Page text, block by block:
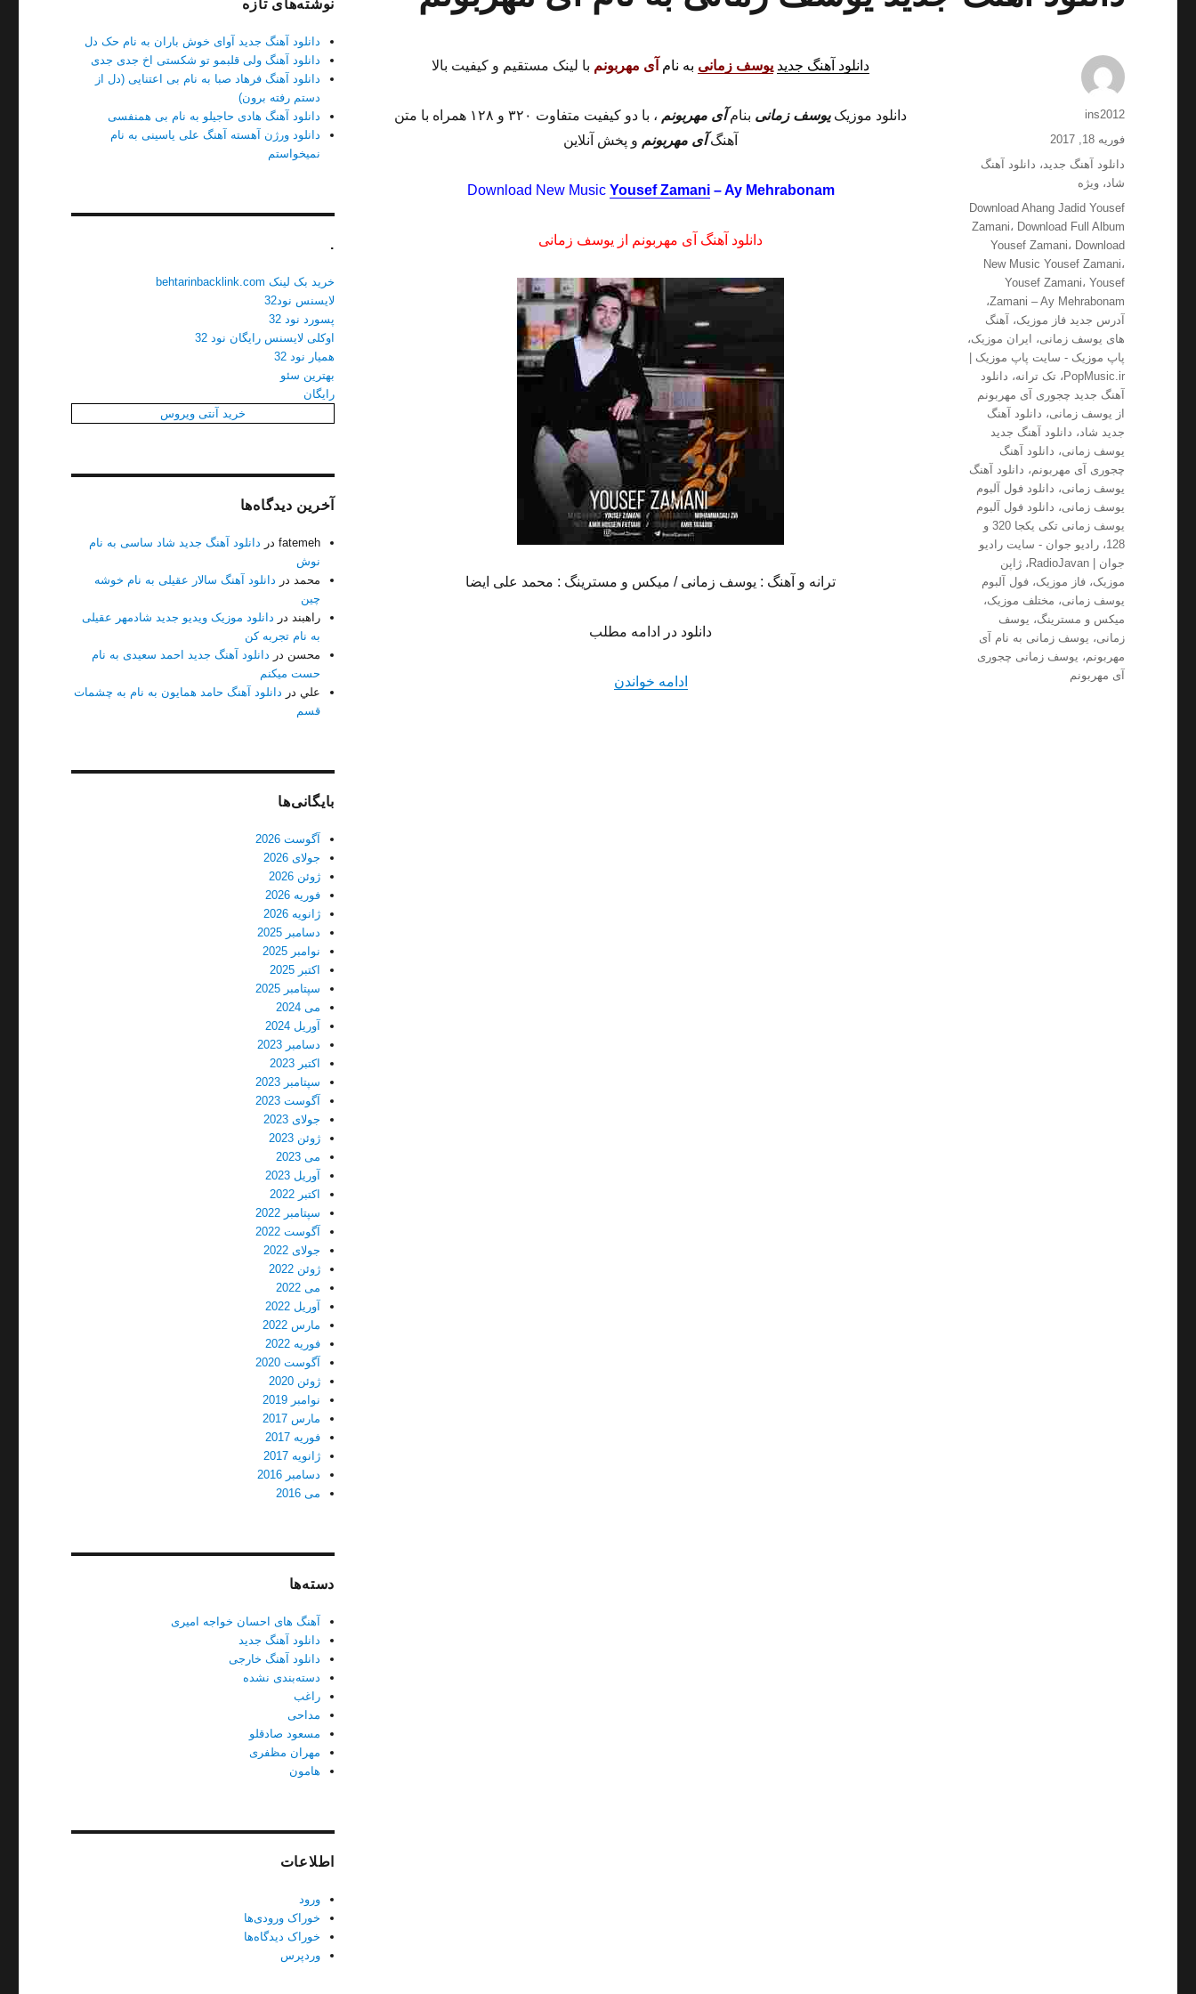
دانلود آهنگ جدید یوسف زمانی به نام آی مهربونم با لینک مستقیم و کیفیت بالا
دانلود موزیکیوسف زمانی بنامآی مهربونم
، با دو کیفیت متفاوت ۳۲۰ و ۱۲۸ همراه با متن
آهنگآی مهربونم و پخش آنلاین
Download New Music Yousef Zamani– Ay Mehrabonam
دانلود آهنگ آی مهربونم از یوسف زمانی
ترانه و آهنگ : یوسف زمانی / میکس و مسترینگ : محمد علی ایضا
دانلود در ادامه مطلب
ادامه خواندن
نویسنده
ins2012
ارسال
شده
فوریه 18, 2017
دسته‌ها
دانلود آهنگ جدید، دانلود آهنگ
شاد،ویژه
برچسب‌ها
Download Ahang Jadid Yousef
Zamani، Download Full Album
Yousef Zamani، Download
New Music Yousef Zamani،
Yousef Zamani، Yousef
Zamani – Ay Mehrabonam،
آدرس جدید فاز موزیک،
آهنگ
های یوسف زمانی، ایران موزیک،
پاپ موزیک - سایت پاپ موزیک |
PopMusic.ir ،تک ترانه، دانلود
آهنگ جدید چجوری آی مهربونم
از یوسف زمانی، دانلود آهنگ
جدید شاد، دانلود آهنگ جدید
یوسف زمانی، دانلود آهنگ
چجوری آی مهربونم، دانلود آهنگ
یوسف زمانی، دانلود فول آلبوم
یوسف زمانی، دانلود فول آلبوم
یوسف زمانی تکی یکجا 320 و
128،رادیو جوان - سایت رادیو
جوان | RadioJavan
،ژاپن
موزیک،فاز موزیک،فول آلبوم
یوسف زمانی، مختلف موزیک،
میکس و مسترینگ، یوسف
زمانی، یوسف زمانی به نام آی
مهربونم، یوسف زمانی چجوری
آی مهربونم
نوشته‌های تازه
دانلود آهنگ جدید آوای خوش باران به نام حک دل
دانلود آهنگ ولی قلبمو تو شکستی اخ جدی جدی
دانلود آهنگ فرهاد صبا به نام بی اعتنایی (دل از
دستم رفته برون)
دانلود آهنگ هادی حاجیلو به نام بی همنفسی
دانلود ورژن آهسته آهنگ علی یاسینی به نام
نمیخواستم
.
خرید بک لینک behtarinbacklink.com
لایسنس نود32
پسورد نود 32
اوکلی لایسنس رایگان نود 32
همیار نود 32
بهترین سئو
رایگان
خرید آنتی ویروس
آخرین دیدگاه‌ها
fatemeh در دانلود آهنگ جدید شاد ساسی به نام
نوش
محمد در دانلود آهنگ سالار عقیلی به نام خوشه
چین
راهبند در دانلود موزیک ویدیو جدید شادمهر عقیلی
به نام تجربه کن
محسن در دانلود آهنگ جدید احمد سعیدی به نام
حست میکنم
علي در دانلود آهنگ حامد همایون به نام به چشمات
قسم
بایگانی‌ها
آگوست 2026
جولای 2026
ژوئن 2026
فوریه 2026
ژانویه 2026
دسامبر 2025
نوامبر 2025
اکتبر 2025
سپتامبر 2025
می 2024
آوریل 2024
دسامبر 2023
اکتبر 2023
سپتامبر 2023
آگوست 2023
جولای 2023
ژوئن 2023
می 2023
آوریل 2023
اکتبر 2022
سپتامبر 2022
آگوست 2022
جولای 2022
ژوئن 2022
می 2022
آوریل 2022
مارس 2022
فوریه 2022
آگوست 2020
ژوئن 2020
نوامبر 2019
مارس 2017
فوریه 2017
ژانویه 2017
دسامبر 2016
می 2016
دسته‌ها
آهنگ های احسان خواجه امیری
دانلود آهنگ جدید
دانلود آهنگ خارجی
دسته‌بندی نشده
راغب
مداحی
مسعود صادقلو
مهران مظفری
هامون
اطلاعات
ورود
خوراک ورودی‌ها
خوراک دیدگاه‌ها
وردپرس